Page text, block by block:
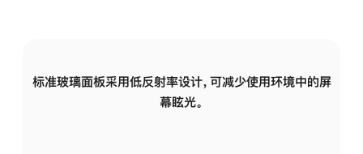
标准玻璃面板采用低反射率设计，可减少使用环境中的屏
幕眩光。